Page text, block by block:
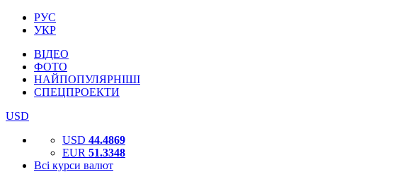
РУС
УКР
ВІДЕО
ФОТО
НАЙПОПУЛЯРНІШІ
СПЕЦПРОЕКТИ
USD
USD 44.4869
EUR 51.3348
Всі курси валют